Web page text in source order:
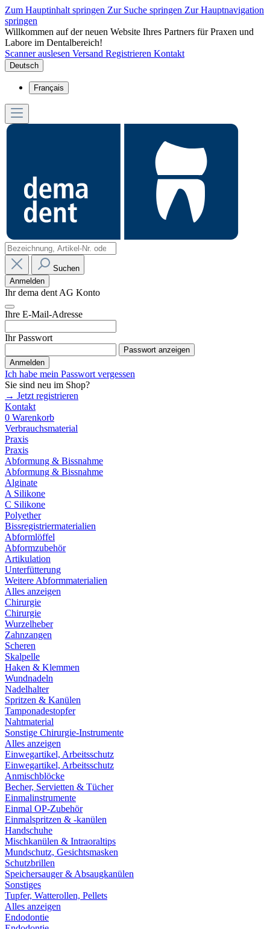
Zum Hauptinhalt springen Zur Suche springen Zur Hauptnavigation
springen
Willkommen auf der neuen Website Ihres Partners für Praxen und
Labore im Dentalbereich!
Scanner auslesen Versand Registrieren Kontakt
Deutsch
Français
Suchen
Anmelden
Ihr dema dent AG Konto
Ihre E-Mail-Adresse
Ihr Passwort
Passwort anzeigen
Anmelden
Ich habe mein Passwort vergessen
Sie sind neu im Shop?
→ Jetzt registrieren
Kontakt
0 Warenkorb
Verbrauchsmaterial
Praxis
Praxis
Abformung & Bissnahme
Abformung & Bissnahme
Alginate
A Silikone
C Silikone
Polyether
Bissregistriermaterialien
Abformlöffel
Abformzubehör
Artikulation
Unterfütterung
Weitere Abformmaterialien
Alles anzeigen
Chirurgie
Chirurgie
Wurzelheber
Zahnzangen
Scheren
Skalpelle
Haken & Klemmen
Wundnadeln
Nadelhalter
Spritzen & Kanülen
Tamponadestopfer
Nahtmaterial
Sonstige Chirurgie-Instrumente
Alles anzeigen
Einwegartikel, Arbeitsschutz
Einwegartikel, Arbeitsschutz
Anmischblöcke
Becher, Servietten & Tücher
Einmalinstrumente
Einmal OP-Zubehör
Einmalspritzen & -kanülen
Handschuhe
Mischkanülen & Intraoraltips
Mundschutz, Gesichtsmasken
Schutzbrillen
Speichersauger & Absaugkanülen
Sonstiges
Tupfer, Watterollen, Pellets
Alles anzeigen
Endodontie